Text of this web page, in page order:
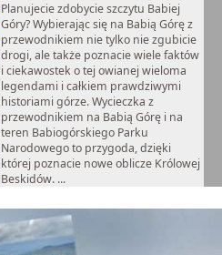
Planujecie zdobycie szczytu Babiej
Góry? Wybierając się na Babią Górę z
przewodnikiem nie tylko nie zgubicie
drogi, ale także poznacie wiele faktów
i ciekawostek o tej owianej wieloma
legendami i całkiem prawdziwymi
historiami górze. Wycieczka z
przewodnikiem na Babią Górę i na
teren Babiogórskiego Parku
Narodowego to przygoda, dzięki
której poznacie nowe oblicze Królowej
Beskidów. ...